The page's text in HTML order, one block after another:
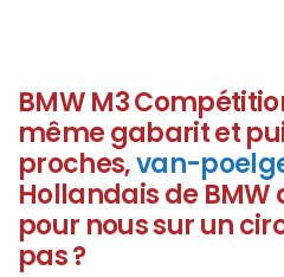
BMW M3
même gabarit et
proches,van-
Hollandais de BMW
pour nous sur un
pas ?